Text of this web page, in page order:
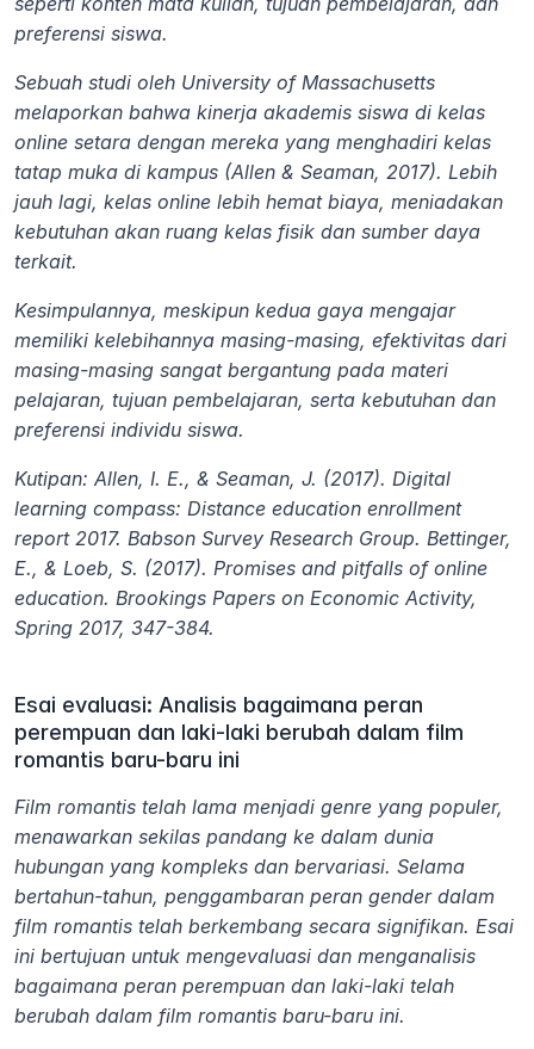
preferensi siswa.
Sebuah studi oleh University of Massachusetts
melaporkan bahwa kinerja akademis siswa di kelas
online setara dengan mereka yang menghadiri kelas
tatap muka di kampus (Allen & Seaman, 2017). Lebih
jauh lagi, kelas online lebih hemat biaya, meniadakan
kebutuhan akan ruang kelas fisik dan sumber daya
terkait.
Kesimpulannya, meskipun kedua gaya mengajar
memiliki kelebihannya masing-masing, efektivitas dari
masing-masing sangat bergantung pada materi
pelajaran, tujuan pembelajaran, serta kebutuhan dan
preferensi individu siswa.
Kutipan: Allen, I. E., & Seaman, J. (2017). Digital
learning compass: Distance education enrollment
report 2017. Babson Survey Research Group. Bettinger,
E., & Loeb, S. (2017). Promises and pitfalls of online
education. Brookings Papers on Economic Activity,
Spring 2017, 347-384.
Esai evaluasi: Analisis bagaimana peran
perempuan dan laki-laki berubah dalam film
romantis baru-baru ini
Film romantis telah lama menjadi genre yang populer,
menawarkan sekilas pandang ke dalam dunia
hubungan yang kompleks dan bervariasi. Selama
bertahun-tahun, penggambaran peran gender dalam
film romantis telah berkembang secara signifikan. Esai
ini bertujuan untuk mengevaluasi dan menganalisis
bagaimana peran perempuan dan laki-laki telah
berubah dalam film romantis baru-baru ini.